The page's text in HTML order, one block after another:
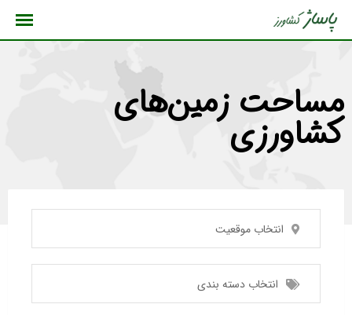
پرش
مساحت زمین‌های
کشاورزی
انتخاب موقعیت
انتخاب دسته بندی